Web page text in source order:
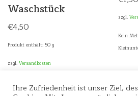
Waschstück
€4,50
Produkt enthält: 50 g
zzgl. Versandkosten
Kleinunternehmer nach §19 (1) UStG.
zzgl.
Kein
Ihre Zufriedenheit ist unser Ziel,